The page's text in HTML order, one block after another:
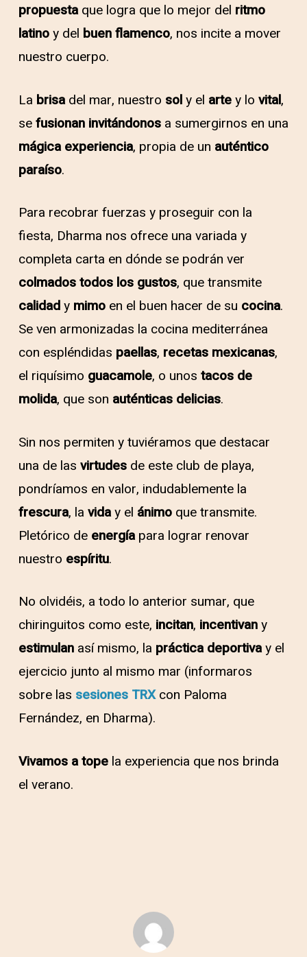
propuestaque logra que lo mejor del ritmo
latinoy del buen flamenco, nos incite a mover
nuestro cuerpo.
La brisadel mar, nuestro soly el artey lo vital,
sefusionan invitándonosa sumergirnos en una
mágica experiencia, propia de un auténtico
paraíso.
Para recobrar fuerzas y proseguir con la
fiesta, Dharma nos ofrece una variada y
completa carta en dónde se podrán ver
colmadostodos los gustos, que transmite
calidady mimoen el buen hacer de su cocina.
Se ven armonizadas la cocina mediterránea
con espléndidas paellas, recetas mexicanas,
el riquísimo guacamole, o unos tacos de
molida, que son auténticas delicias.
Sin nos permiten y tuviéramos que destacar
una de las virtudesde este club de playa,
pondríamos en valor, indudablemente la
frescura, la viday el ánimoque transmite.
Pletórico de energíapara lograr renovar
nuestro espíritu.
No olvidéis, a todo lo anterior sumar, que
chiringuitos como este, incitan, incentivany
estimulanasí mismo, la práctica deportivay el
ejercicio junto al mismo mar (informaros
sobre las sesiones TRXcon Paloma
Fernández, en Dharma).
Vivamos a topela experiencia que nos brinda
el verano.